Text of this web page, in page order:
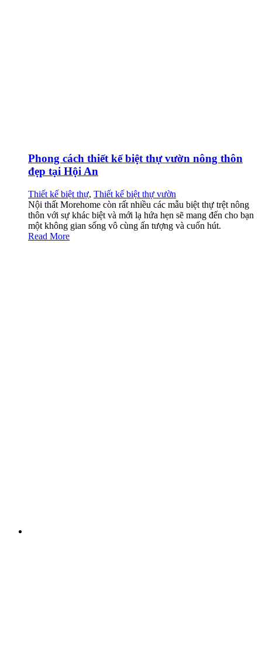
Phong cách thiết kế biệt thự vườn nông thôn
đẹp tại Hội An
Thiết kế biệt thự, Thiết kế biệt thự vườn
Nội thất Morehome còn rất nhiều các mẫu biệt thự trệt nông
thôn với sự khác biệt và mới lạ hứa hẹn sẽ mang đến cho bạn
một không gian sống vô cùng ấn tượng và cuốn hút.
Read More